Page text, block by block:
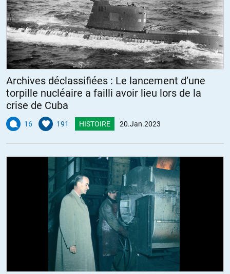
Archives déclassifiées : Le lancement d’une
torpille nucléaire a failli avoir lieu lors de la
crise de Cuba
16 191 HISTOIRE 20.Jan.2023